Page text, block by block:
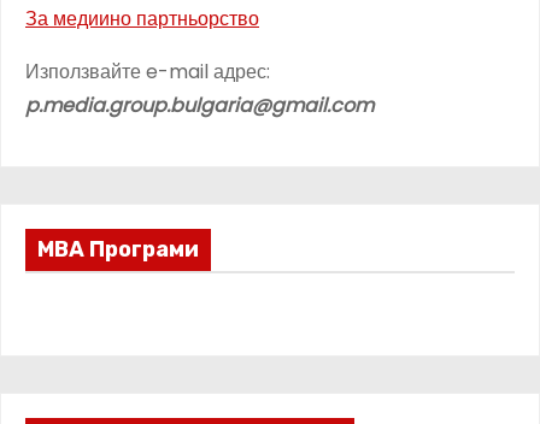
За медиино партньорство
Използвайте e-mail адрес:
p.media.group.bulgaria@gmail.com
МВА Програми